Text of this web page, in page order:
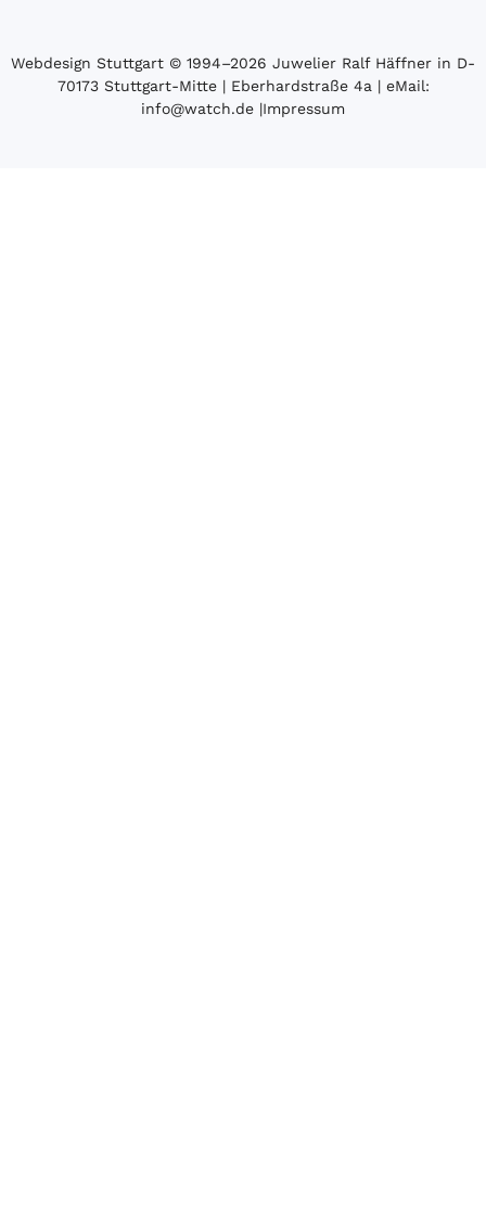
Webdesign Stuttgart © 1994­–2026 Juwelier Ralf Häffner in D-
70173 Stuttgart-Mitte | Eberhardstraße 4a | eMail:
info@watch.de |Impressum